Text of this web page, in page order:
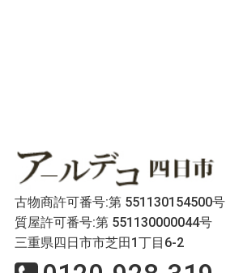
古物商許可番号:第 551130154500号
質屋許可番号:第 551130000044号
三重県四日市市芝田1丁目6-2